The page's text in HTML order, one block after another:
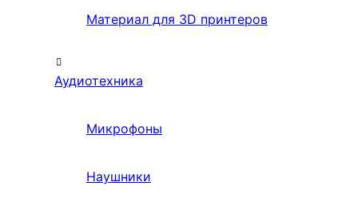
Материал для 3D принтеров
Аудиотехника
Микрофоны
Наушники